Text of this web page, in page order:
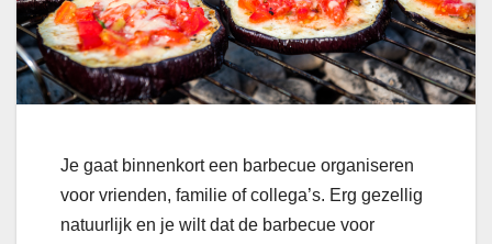
Je gaat binnenkort een barbecue organiseren
voor vrienden, familie of collega’s. Erg gezellig
natuurlijk en je wilt dat de barbecue voor